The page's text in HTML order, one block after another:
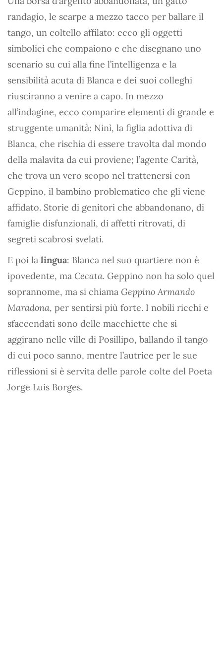
randagio, le scarpe a mezzo tacco per ballare il
tango, un coltello affilato: ecco gli oggetti
simbolici che compaiono e che disegnano uno
scenario su cui alla fine l’intelligenza e la
sensibilità acuta di Blanca e dei suoi colleghi
riusciranno a venire a capo. In mezzo
all’indagine, ecco comparire elementi di grande e
struggente umanità: Ninì, la figlia adottiva di
Blanca, che rischia di essere travolta dal mondo
della malavita da cui proviene; l’agente Carità,
che trova un vero scopo nel trattenersi con
Geppino, il bambino problematico che gli viene
affidato. Storie di genitori che abbandonano, di
famiglie disfunzionali, di affetti ritrovati, di
segreti scabrosi svelati.
E poi la lingua: Blanca nel suo quartiere non è
ipovedente, ma Cecata. Geppino non ha solo quel
soprannome, ma si chiama Geppino Armando
Maradona, per sentirsi più forte. I nobili ricchi e
sfaccendati sono delle macchiette che si
aggirano nelle ville di Posillipo, ballando il tango
di cui poco sanno, mentre l’autrice per le sue
riflessioni si è servita delle parole colte del Poeta
Jorge Luis Borges.